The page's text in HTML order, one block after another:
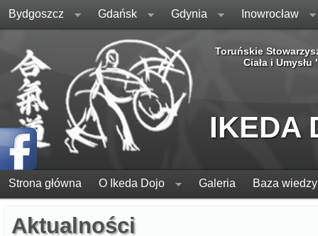
Bydgoszcz Gdańsk Gdynia Inowrocław
Toruńskie
Ciała i Umysłu
IKEDA
Strona główna O Ikeda Dojo Galeria Baza wiedzy
Aktualności